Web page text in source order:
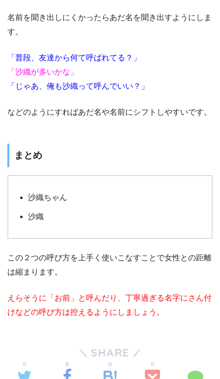
名前を聞き出しにくかったらあだ名を聞き出すようにしま
す。
「普段、友達から何て呼ばれてる？」
「沙織が多いかな」
「じゃあ、俺も沙織って呼んでいい？」
などのようにすればあだ名や名前にシフトしやすいです。
まとめ
沙織ちゃん
沙織
この２つの呼び方を上手く使いこなすことで女性との距離
は縮まります。
えらそうに「お前」と呼んだり、丁寧過ぎる名字にさん付
けなどの呼び方は控えるようにしましょう。
SHARE
0 0 0 0